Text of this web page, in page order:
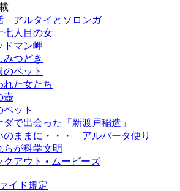
アルタイとソロンガ
七人目の女
ドマン岬
みつどき
のペット
れた女たち
壺
ペット
ダで出会った「新渡戸稲造」
のままに・・・ アルバータ便り
らが科学文明
クアウト • ムービーズ
イド規定